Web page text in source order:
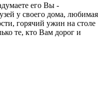
его Вы -
у своего дома, любимая
горячий ужин на столе
те, кто Вам дорог и